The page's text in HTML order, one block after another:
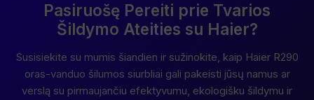
Pasiruošę Pereiti prie Tvarios
Šildymo Ateities su Haier?
Susisiekite su mumis šiandien ir sužinokite, kaip Haier R290
oras-vanduo šilumos siurbliai gali pakeisti jūsų namus ar
verslą su pirmaujančiu efektyvumu, ekologišku šildymu ir